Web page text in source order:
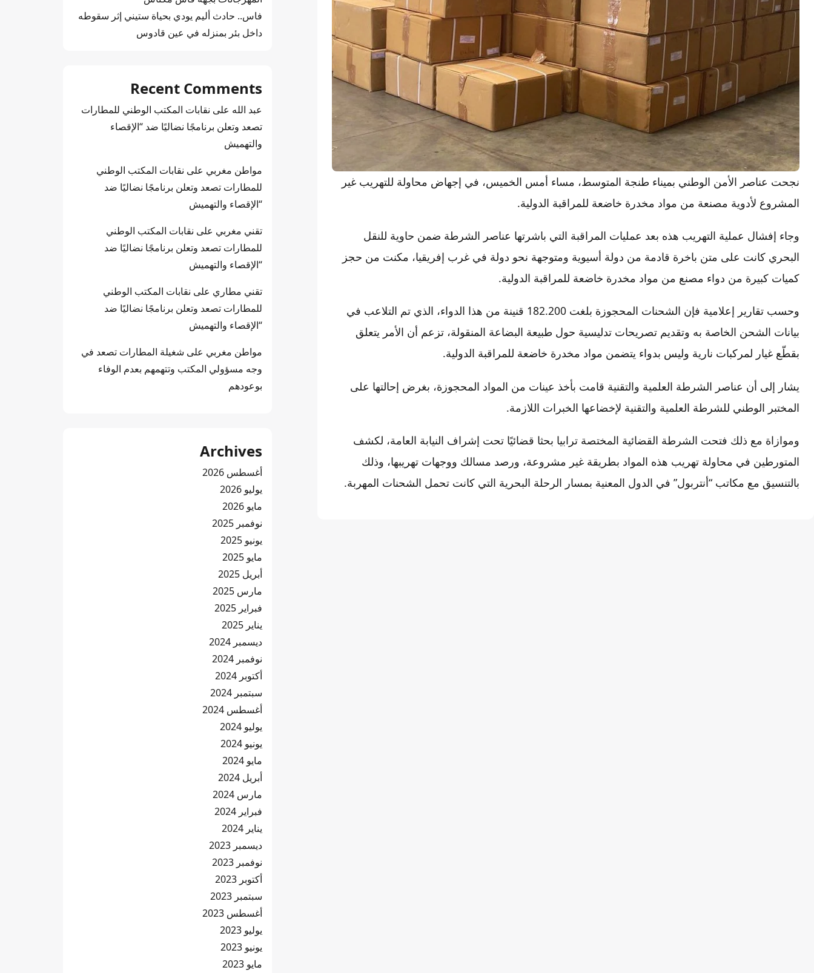
نجحت عناصر الأمن الوطني بميناء طنجة المتوسط، مساء أمس الخميس، في إجهاض محاولة للتهريب غير
المشروع لأدوية مصنعة من مواد مخدرة خاضعة للمراقبة الدولية.
وجاء إفشال عملية التهريب هذه بعد عمليات المراقبة التي باشرتها عناصر الشرطة ضمن حاوية للنقل
البحري كانت على متن باخرة قادمة من دولة أسيوية ومتوجهة نحو دولة في غرب إفريقيا، مكنت من حجز
كميات كبيرة من دواء مصنع من مواد مخدرة خاضعة للمراقبة الدولية.
وحسب تقارير إعلامية فإن الشحنات المحجوزة بلغت 182.200 قنينة من هذا الدواء، الذي تم التلاعب في
بيانات الشحن الخاصة به وتقديم تصريحات تدليسية حول طبيعة البضاعة المنقولة، تزعم أن الأمر يتعلق
بقطّع غيار لمركبات نارية وليس بدواء يتضمن مواد مخدرة خاضعة للمراقبة الدولية.
يشار إلى أن عناصر الشرطة العلمية والتقنية قامت بأخذ عينات من المواد المحجوزة، بغرض إحالتها على
المختبر الوطني للشرطة العلمية والتقنية لإخضاعها الخبرات اللازمة.
وموازاة مع ذلك فتحت الشرطة القضائية المختصة ترابيا بحثا قضائيًا تحت إشراف النيابة العامة، لكشف
المتورطين في محاولة تهريب هذه المواد بطريقة غير مشروعة، ورصد مسالك ووجهات تهريبها، وذلك
بالتنسيق مع مكاتب “أنتربول” في الدول المعنية بمسار الرحلة البحرية التي كانت تحمل الشحنات المهربة.
فاس.. حادث أليم يودي بحياة ستيني إثر سقوطه
داخل بئر بمنزله في عين قادوس
Recent Comments
عبد الله على نقابات المكتب الوطني للمطارات
تصعد وتعلن برنامجًا نضاليًا ضد “الإقصاء
والتهميش
مواطن مغربي على نقابات المكتب الوطني
للمطارات تصعد وتعلن برنامجًا نضاليًا ضد
“الإقصاء والتهميش
تقني مغربي على نقابات المكتب الوطني
للمطارات تصعد وتعلن برنامجًا نضاليًا ضد
“الإقصاء والتهميش
تقني مطاري على نقابات المكتب الوطني
للمطارات تصعد وتعلن برنامجًا نضاليًا ضد
“الإقصاء والتهميش
مواطن مغربي على شغيلة المطارات تصعد في
وجه مسؤولي المكتب وتتهمهم بعدم الوفاء
بوعودهم
Archives
أغسطس 2026
يوليو 2026
مايو 2026
نوفمبر 2025
يونيو 2025
مايو 2025
أبريل 2025
مارس 2025
فبراير 2025
يناير 2025
ديسمبر 2024
نوفمبر 2024
أكتوبر 2024
سبتمبر 2024
أغسطس 2024
يوليو 2024
يونيو 2024
مايو 2024
أبريل 2024
مارس 2024
فبراير 2024
يناير 2024
ديسمبر 2023
نوفمبر 2023
أكتوبر 2023
سبتمبر 2023
أغسطس 2023
يوليو 2023
يونيو 2023
مايو 2023